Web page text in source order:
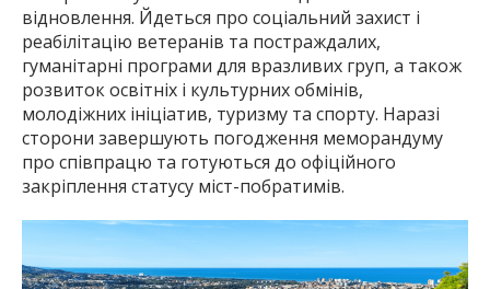
відновлення. Йдеться про соціальний захист і
реабілітацію ветеранів та постраждалих,
гуманітарні програми для вразливих груп, а також
розвиток освітніх і культурних обмінів,
молодіжних ініціатив, туризму та спорту. Наразі
сторони завершують погодження меморандуму
про співпрацю та готуються до офіційного
закріплення статусу міст-побратимів.